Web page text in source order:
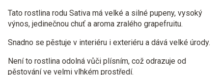
Tato rostlina rodu Sativa má velké a silné pupeny, vysoký
výnos, jedinečnou chuť a aroma zralého grapefruitu.
Snadno se pěstuje v interiéru i exteriéru a dává velké úrody.
Není to rostlina odolná vůči plísním, což odrazuje od
pěstování ve velmi vlhkém prostředí.